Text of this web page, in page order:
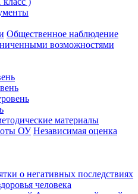
Общественное наблюдение
возможностями
материалы
ОУ Независимая оценка
о негативных последствиях
человека